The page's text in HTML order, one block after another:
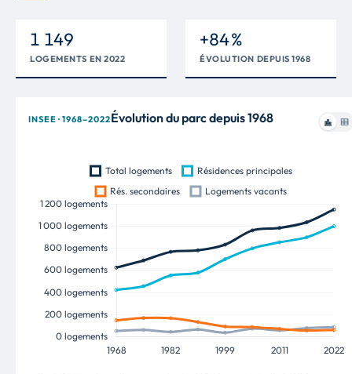
1 149
LOGEMENTS EN 2022
+84 %
ÉVOLUTION DEPUIS 1968
INSEE · 1968–2022Évolution du parc depuis 1968